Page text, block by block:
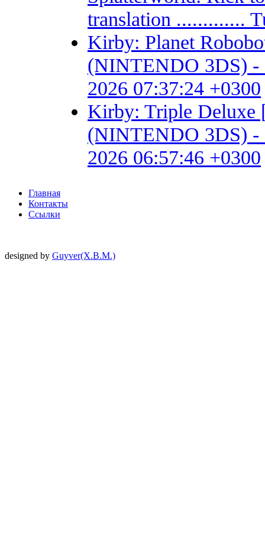
translation .............
Kirby: Planet
(NINTENDO 3DS) -
2026 07:37:24 +0300
Kirby: Triple
(NINTENDO 3DS) -
2026 06:57:46 +0300
Главная
Контакты
Ссылки
designed by Guyver(X.B.M.)